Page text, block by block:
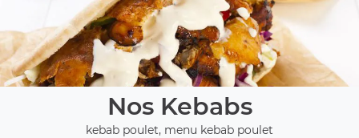
Nos Kebabs
kebab poulet, menu kebab poulet